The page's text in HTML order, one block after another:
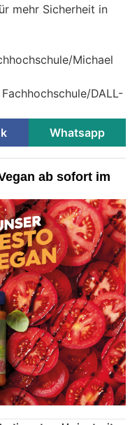
mehr Sicherheit in
Michael
DALL-
Whatsapp
ab sofort im